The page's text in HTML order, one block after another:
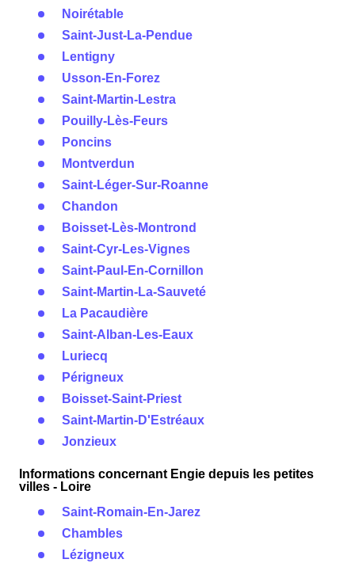
Noirétable
Saint-Just-La-Pendue
Lentigny
Usson-En-Forez
Saint-Martin-Lestra
Pouilly-Lès-Feurs
Poncins
Montverdun
Saint-Léger-Sur-Roanne
Chandon
Boisset-Lès-Montrond
Saint-Cyr-Les-Vignes
Saint-Paul-En-Cornillon
Saint-Martin-La-Sauveté
La Pacaudière
Saint-Alban-Les-Eaux
Luriecq
Périgneux
Boisset-Saint-Priest
Saint-Martin-D'Estréaux
Jonzieux
Informations concernant Engie depuis les petites
villes - Loire
Saint-Romain-En-Jarez
Chambles
Lézigneux